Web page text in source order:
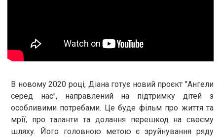
В новому 2020 році, Діана готує новий проєкт "Ангели
серед нас", направлений на підтримку дітей з
особливими потребами. Це буде фільм про життя та
мрії, про таланти та долання перешкод на своєму
шляху. Його головною метою є зруйнування ряду